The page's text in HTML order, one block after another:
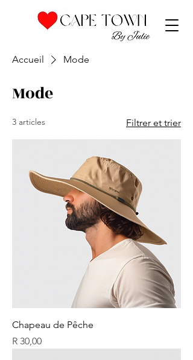
Accueil Mode
Mode
3 articles Filtrer et trier
Chapeau de Pêche
Prix
R 30,00